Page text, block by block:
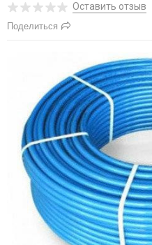
Оставить отзыв
Поделиться